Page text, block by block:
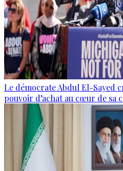
Le démocrate Abdul El-Sayed
pouvoir d’achat au cœur de sa